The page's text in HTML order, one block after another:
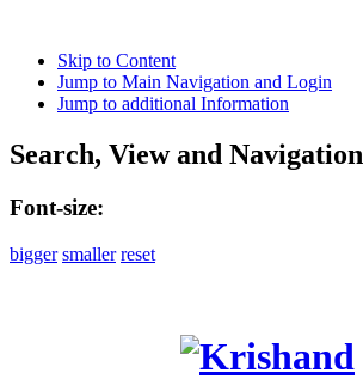
Skip to Content
Jump to Main Navigation and Login
Jump to additional Information
Search, View and Navigation
Font-size:
bigger smaller reset